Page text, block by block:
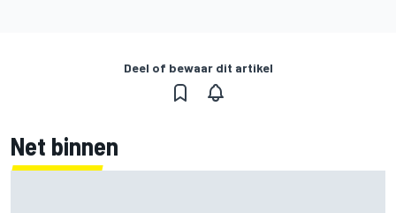
Deel of bewaar dit artikel
Net binnen